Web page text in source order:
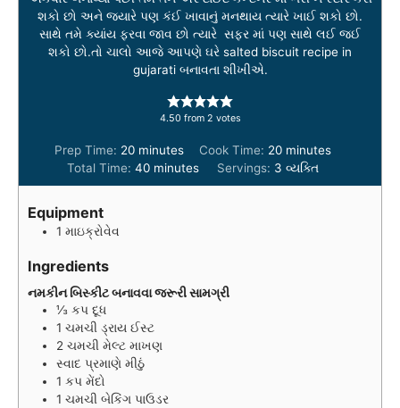
શકો છો અને જ્યારે પણ કંઈ ખાવાનું મનથાય ત્યારે ખાઈ શકો છો.
સાથે તમે ક્યાંય ફરવા જાવ છો ત્યારે સફર માં પણ સાથે લઈ જઈ
શકો છો.તો ચાલો આજે આપણે ઘરે salted biscuit recipe in
gujarati બનાવતા શીખીએ.
4.50 from 2 votes
Prep Time: 20m
i
n
minutes Cook Time: 20m
i
n
minutes
Total Time: 40m
i
minutes Servings: 3 વ્યક્તિ
Equipment
1 માઇક્રોવેવ
Ingredients
નમકીન બિસ્કીટ બનાવવા જરૂરી સામગ્રી
⅓ કપ દૂધ
1 ચમચી ડ્રાય ઈસ્ટ
2 ચમચી મેલ્ટ માખણ
સ્વાદ પ્રમાણે મીઠું
1 કપ મેંદો
1 ચમચી બેકિંગ પાઉડર